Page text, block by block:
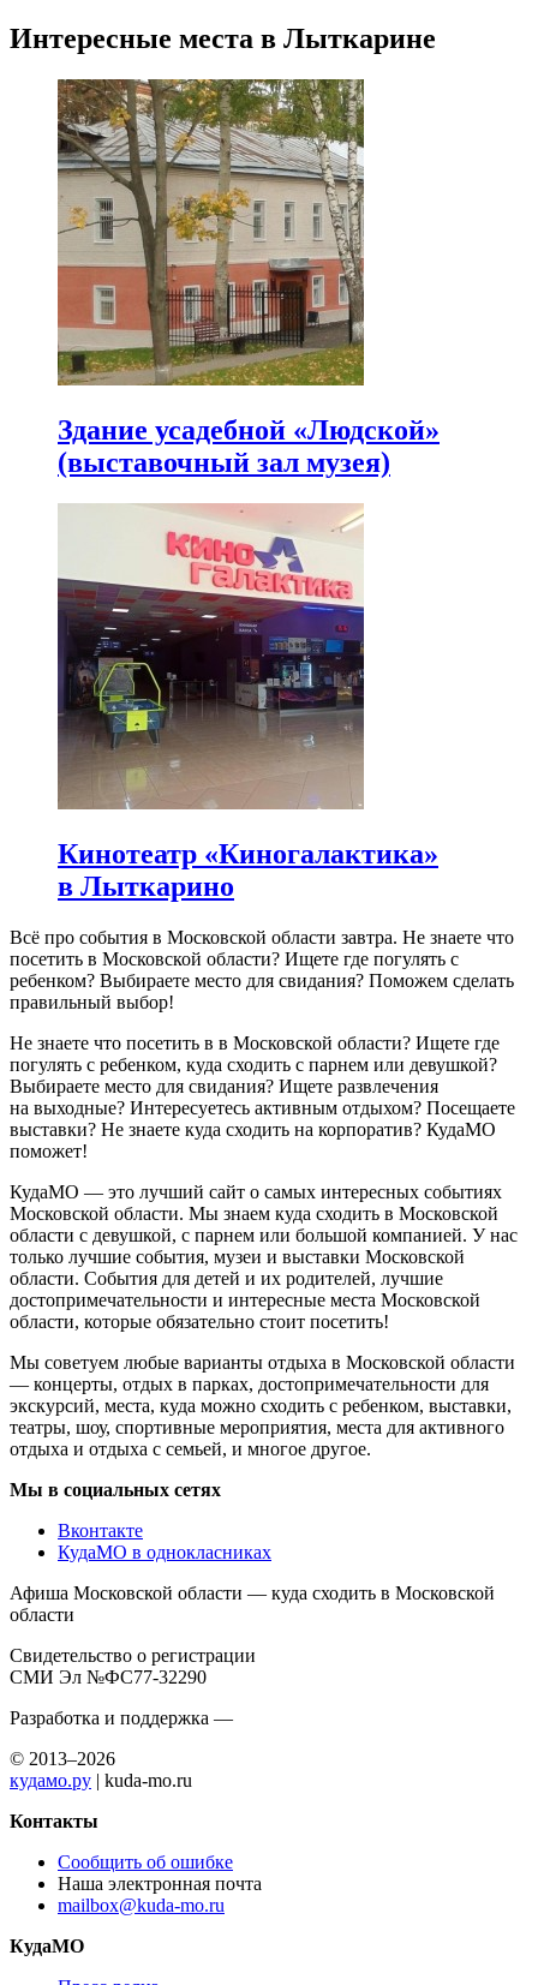
Интересные места в Лыткарине
Здание усадебной «Людской»
(выставочный зал музея)
Кинотеатр «Киногалактика»
в Лыткарино
Всё про события в Московской области завтра. Не знаете что
посетить в Московской области? Ищете где погулять с
ребенком? Выбираете место для свидания? Поможем сделать
правильный выбор!
Не знаете что посетить в в Московской области? Ищете где
погулять с ребенком, куда сходить с парнем или девушкой?
Выбираете место для свидания? Ищете развлечения
на выходные? Интересуетесь активным отдыхом? Посещаете
выставки? Не знаете куда сходить на корпоратив? КудаМО
поможет!
КудаМО — это лучший сайт о самых интересных событиях
Московской области. Мы знаем куда сходить в Московской
области с девушкой, с парнем или большой компанией. У нас
только лучшие события, музеи и выставки Московской
области. События для детей и их родителей, лучшие
достопримечательности и интересные места Московской
области, которые обязательно стоит посетить!
Мы советуем любые варианты отдыха в Московской области
— концерты, отдых в парках, достопримечательности для
экскурсий, места, куда можно сходить с ребенком, выставки,
театры, шоу, спортивные мероприятия, места для активного
отдыха и отдыха с семьей, и многое другое.
Мы в социальных сетях
Вконтакте
КудаМО в однокласниках
Афиша Московской области — куда сходить в Московской
области
Свидетельство о регистрации
СМИ Эл №ФС77-32290
Разработка и поддержка —
© 2013–2026
кудамо.ру | kuda-mo.ru
Контакты
Сообщить об ошибке
Наша электронная почта
mailbox@kuda-mo.ru
КудаМО